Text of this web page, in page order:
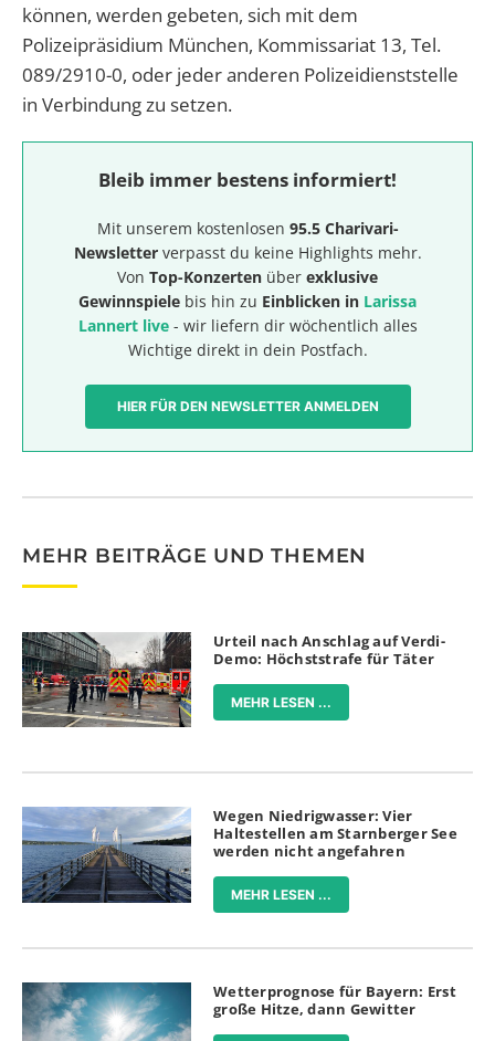
können, werden gebeten, sich mit dem
Polizeipräsidium München, Kommissariat 13, Tel.
089/2910-0, oder jeder anderen Polizeidienststelle
in Verbindung zu setzen.
Bleib immer bestens informiert!
Mit unserem kostenlosen 95.5 Charivari-
Newsletterverpasst du keine Highlights mehr.
Von Top-Konzerten über exklusive
Gewinnspiele bis hin zu Einblicken in Larissa
Lannert live- wir liefern dir wöchentlich alles
Wichtige direkt in dein Postfach.
HIER FÜR DEN NEWSLETTER ANMELDEN
MEHR BEITRÄGE UND THEMEN
Urteil nach Anschlag auf Verdi-
Demo: Höchststrafe für Täter
MEHR LESEN ...
Wegen Niedrigwasser: Vier
Haltestellen am Starnberger See
werden nicht angefahren
MEHR LESEN ...
Wetterprognose für Bayern: Erst
große Hitze, dann Gewitter